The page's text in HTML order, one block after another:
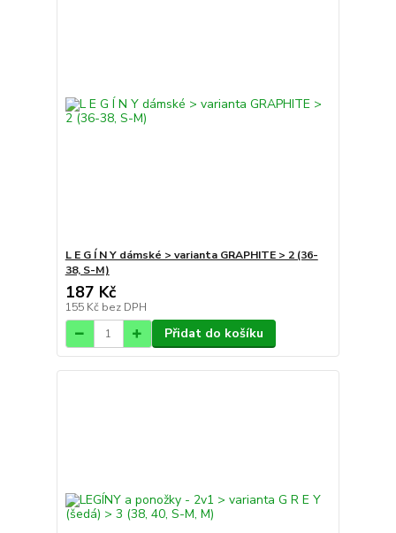
L E G Í N Y dámské > varianta GRAPHITE > 2 (36-
38, S-M)
187 Kč
155 Kč bez DPH
Přidat do košíku